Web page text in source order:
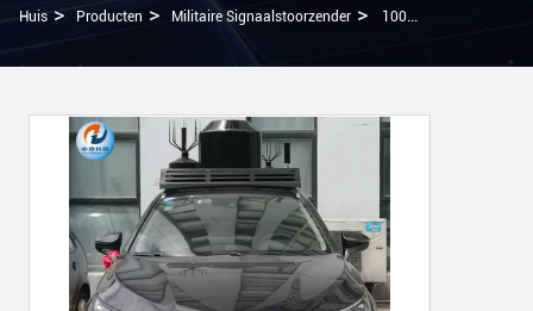
Huis > Producten > Militaire Signaalstoorzender > 1000W De Telefoonstoorzender 500m Van De Voertuigcel Het Blokkeren Straal Met Walkie-Talkiebanden